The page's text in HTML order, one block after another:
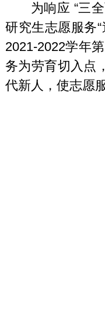
为响应 “三
研究生志愿服务
2021-2022学年
务为劳育切入点
代新人，使志愿